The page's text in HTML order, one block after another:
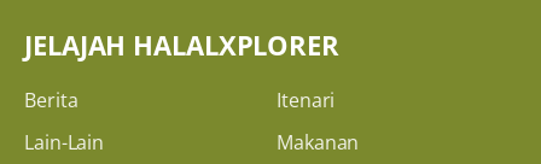
JELAJAH HALALXPLORER
Berita
Itenari
Lain-Lain
Makanan